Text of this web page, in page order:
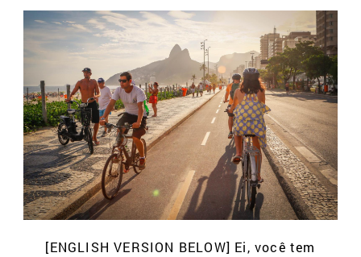
[ENGLISH VERSION BELOW] Ei, você tem